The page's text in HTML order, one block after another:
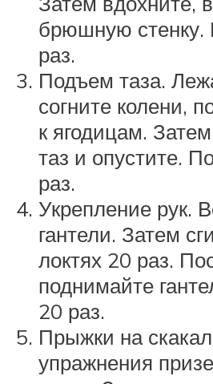
брюшную стенку.
раз.
Подъем таза.
согните колени,
к ягодицам.
таз и опустите.
раз.
Укрепление рук.
гантели. Затем
локтях 20 раз.
поднимайте
20 раз.
Прыжки на
упражнения